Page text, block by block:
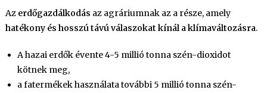
Az erdőgazdálkodás az agráriumnak az a része, amely
hatékony és hosszú távú válaszokat kínál a klímaváltozásra.
A hazai erdők évente 4-5 millió tonna szén-dioxidot
kötnek meg,
a fatermékek használata további 5 millió tonna szén-